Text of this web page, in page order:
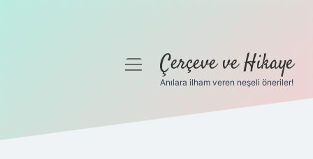
Gizlilik Politikası
menüyüÇerçeve ve Hikaye
Anılara ilham veren neşeli öneriler!